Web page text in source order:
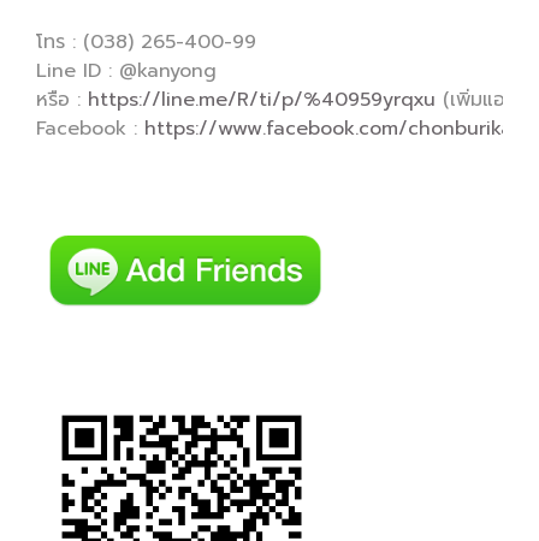
โทร : (038) 265-400-99
Line ID : @kanyong
หรือ : https://line.me/R/ti/p/%40959yrqxu (เพิ่มแอดไ
Facebook : https://www.facebook.com/